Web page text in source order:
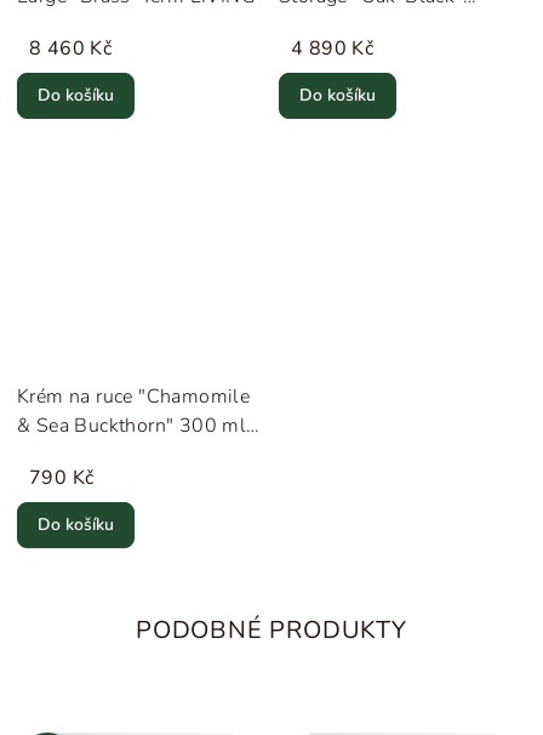
8 460 Kč
Do košíku
4 890 Kč
Do košíku
Krém na ruce "Chamomile
& Sea Buckthorn" 300 ml
790 Kč
Do košíku
PODOBNÉ PRODUKTY